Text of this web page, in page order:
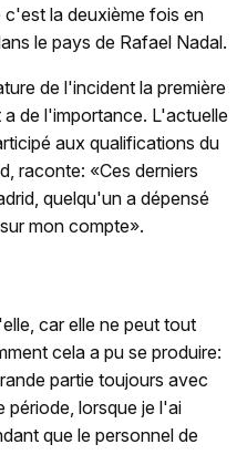
la deuxième fois en
le pays de Rafael Nadal.
de l'incident la première
de l'importance. L'actuelle
aux qualifications du
raconte: «Ces derniers
quelqu'un a dépensé
mon compte».
car elle ne peut tout
cela a pu se produire:
partie toujours avec
période, lorsque je l'ai
que le personnel de